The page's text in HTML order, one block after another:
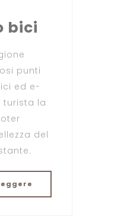
bici
punti
ed e-
turista la
del